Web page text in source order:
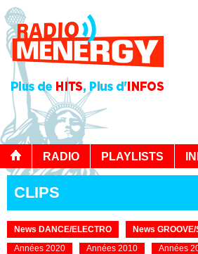
RADIO PLAYLISTS
CLIPS
News DANCE/ELECTRO News
Années 2020
Années 2010 Années